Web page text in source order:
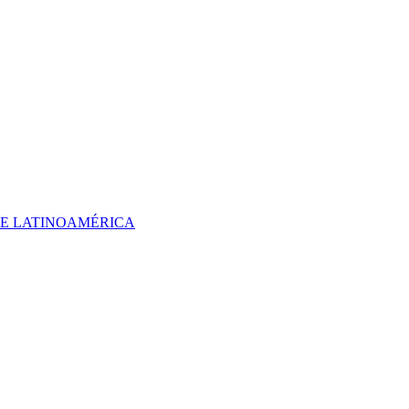
LATINOAMÉRICA